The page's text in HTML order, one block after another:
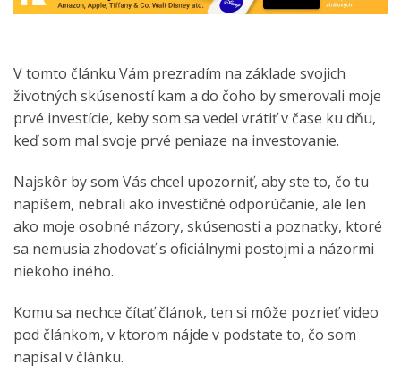
V tomto článku Vám prezradím na základe svojich
životných skúseností kam a do čoho by smerovali moje
prvé investície, keby som sa vedel vrátiť v čase ku dňu,
keď som mal svoje prvé peniaze na investovanie.
Najskôr by som Vás chcel upozorniť, aby ste to, čo tu
napíšem, nebrali ako investičné odporúčanie, ale len
ako moje osobné názory, skúsenosti a poznatky, ktoré
sa nemusia zhodovať s oficiálnymi postojmi a názormi
niekoho iného.
Komu sa nechce čítať článok, ten si môže pozrieť video
pod článkom, v ktorom nájde v podstate to, čo som
napísal v článku.